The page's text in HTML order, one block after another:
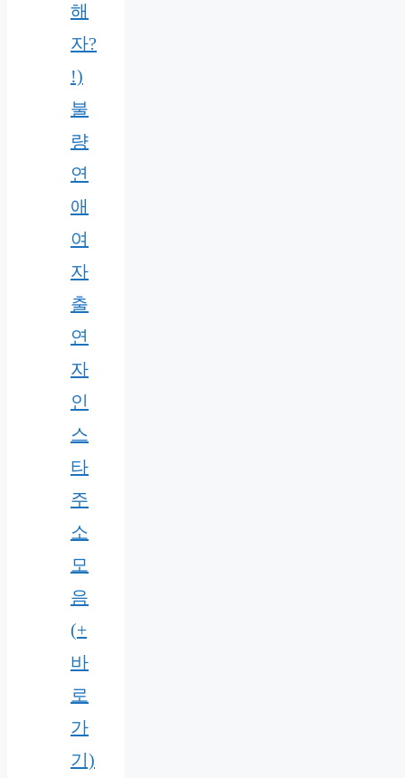
해
자?
!)
불
량
연
애
여
자
출
연
자
인
스
타
주
소
모
음
(+
바
로
가
기)